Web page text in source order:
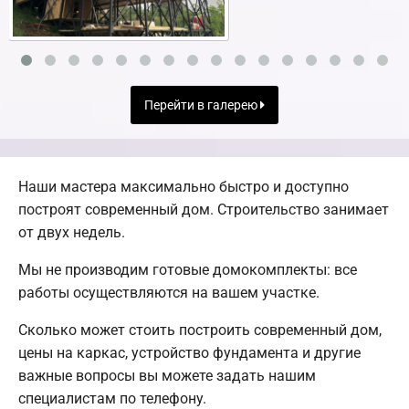
Перейти в галерею
Наши мастера максимально быстро и доступно
построят современный дом. Строительство занимает
от двух недель.
Мы не производим готовые домокомплекты: все
работы осуществляются на вашем участке.
Сколько может стоить построить современный дом,
цены на каркас, устройство фундамента и другие
важные вопросы вы можете задать нашим
специалистам по телефону.